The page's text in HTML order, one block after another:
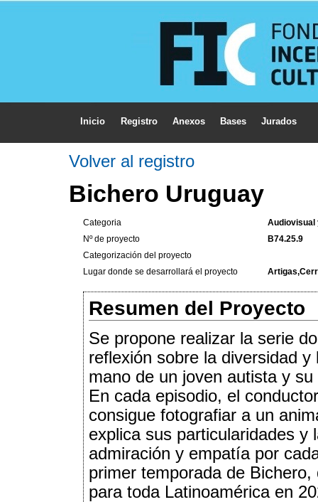
Inicio Registro Anexos Bases Jurados
Volver al registro
Bichero Uruguay
Categoria
Audiovisual
Nº de proyecto
B74.25.9
Categorización del proyecto
Lugar donde se desarrollará el proyecto
Resumen del Proyecto
Se propone realizar la serie
reflexión sobre la diversidad
mano de un joven autista y
En cada episodio, el
consigue fotografiar a un
explica sus particularidades y
admiración y empatía por
primer temporada de
para toda Latinoamérica en